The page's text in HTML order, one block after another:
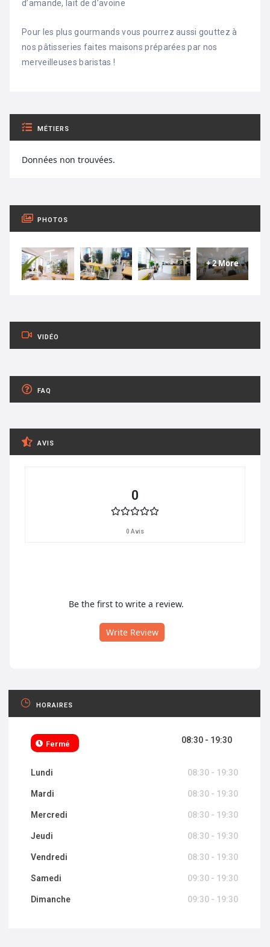
d’amande, lait de d’avoine
Pour les plus gourmands vous pourrez aussi gouttez à
nos pâtisseries faites maisons préparées par nos
merveilleuses baristas !
MÉTIERS
Données non trouvées.
PHOTOS
+ 2 More
VIDÉO
FAQ
AVIS
0
0 Avis
Be the first to write a review.
Write Review
HORAIRES
Fermé 08:30 - 19:30
Lundi 08:30 - 19:30
Mardi 08:30 - 19:30
Mercredi 08:30 - 19:30
Jeudi 08:30 - 19:30
Vendredi 08:30 - 19:30
Samedi 09:30 - 19:30
Dimanche 09:30 - 19:30